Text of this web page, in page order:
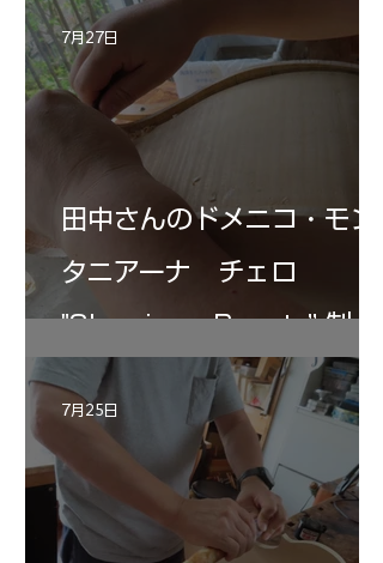
田中さんのドメニコ・モン
タニアーナ チェロ
"Sleeping・Beauty” 制作
記 30
7月27日
7月25日